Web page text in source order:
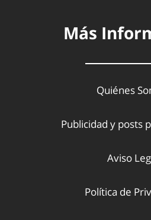
Más
Quiénes
Publicidad y posts
Aviso
Política de